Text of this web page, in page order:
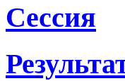
Сессия